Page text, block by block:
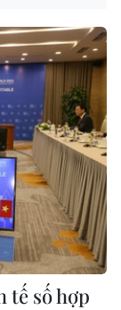
tế số hợp